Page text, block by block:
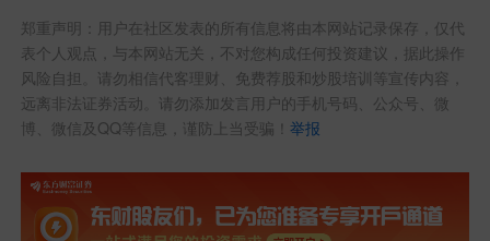
郑重声明：用户在社区发表的所有信息将由本网站记录保存，仅代
表个人观点，与本网站无关，不对您构成任何投资建议，据此操作
风险自担。请勿相信代客理财、免费荐股和炒股培训等宣传内容，
远离非法证券活动。请勿添加发言用户的手机号码、公众号、微
博、微信及QQ等信息，谨防上当受骗！举报